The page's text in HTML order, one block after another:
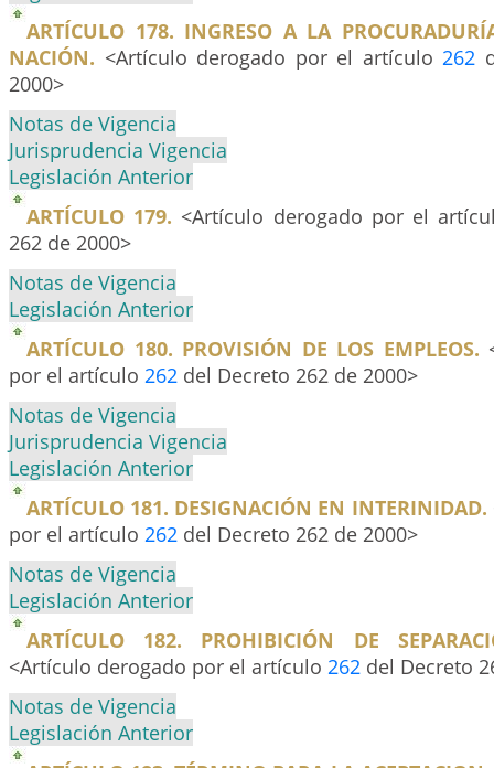
ARTÍCULO 178. INGRESO A LA
NACIÓN. <Artículo derogado por el artículo 262
2000>
Notas de Vigencia
Jurisprudencia Vigencia
Legislación Anterior
ARTÍCULO 179. <Artículo derogado por el
262 de 2000>
Notas de Vigencia
Legislación Anterior
ARTÍCULO 180. PROVISIÓN DE LOS EMPLEOS.
por el artículo 262 del Decreto 262 de 2000>
Notas de Vigencia
Jurisprudencia Vigencia
Legislación Anterior
ARTÍCULO 181. DESIGNACIÓN EN INTERINIDAD.
por el artículo 262 del Decreto 262 de 2000>
Notas de Vigencia
Legislación Anterior
ARTÍCULO 182. PROHIBICIÓN DE
<Artículo derogado por el artículo 262 del Decreto
Notas de Vigencia
Legislación Anterior